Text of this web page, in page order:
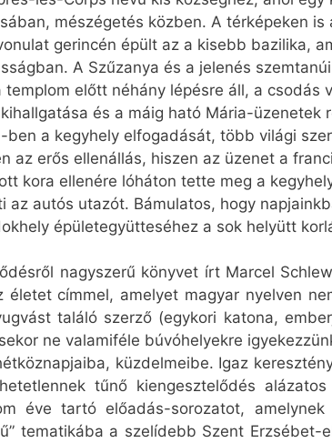
mészégetés közben. A térképeken
gerincén épült az a kisebb bazilika,
A Szűzanya és a jelenés
előtt néhány lépésre áll, a csodás
és a máig ható Mária-üzenetek
ben a kegyhely elfogadását, több világi
az erős ellenállás, hiszen az üzenet a
kora ellenére lóháton tette meg a
az autós utazót. Bámulatos, hogy
épületegyütteséhez a sok helyütt
nagyszerű könyvet írt Marcel
címmel, amelyet magyar nyelven
találó szerző (egykori katona,
ne valamiféle búvóhelyekre
küzdelmeibe. Igaz
tűnő kiengesztelődés
éve tartó előadás-sorozatot,
tematikába a szelídebb Szent Erzsébet-